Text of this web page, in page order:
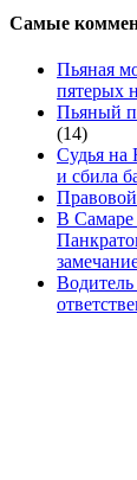
Самые
Пьяная
пятерых
Пьяный
(14)
Судья на
и сбила
В Самаре
Водитель